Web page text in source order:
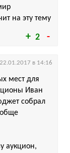
2
на эту тему
мест для
Иван
собрал
аукцион,
22.01.2017 в 14:16